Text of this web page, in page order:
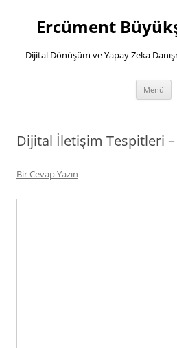
Ercüment
Dijital Dönüşüm ve Yapay Zeka
Menü
Dijital İletişim Tespitleri
Bir Cevap Yazın